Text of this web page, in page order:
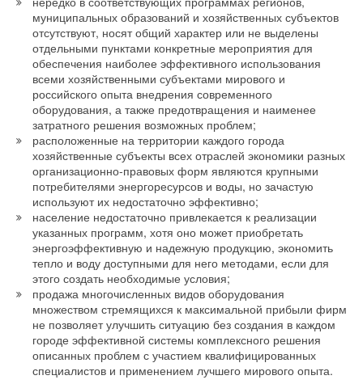
муниципальных образований и хозяйственных субъектов
отсутствуют, носят общий характер или не выделены
отдельными пунктами конкретные мероприятия для
обеспечения наиболее эффективного использования
всеми хозяйственными субъектами мирового и
российского опыта внедрения современного
оборудования, а также предотвращения и наименее
затратного решения возможных проблем;
расположенные на территории каждого города
хозяйственные субъекты всех отраслей экономики разных
организационно-правовых форм являются крупными
потребителями энергоресурсов и воды, но зачастую
используют их недостаточно эффективно;
население недостаточно привлекается к реализации
указанных программ, хотя оно может приобретать
энергоэффективную и надежную продукцию, экономить
тепло и воду доступными для него методами, если для
этого создать необходимые условия;
продажа многочисленных видов оборудования
множеством стремящихся к максимальной прибыли фирм
не позволяет улучшить ситуацию без создания в каждом
городе эффективной системы комплексного решения
описанных проблем с участием квалифицированных
специалистов и применением лучшего мирового опыта.